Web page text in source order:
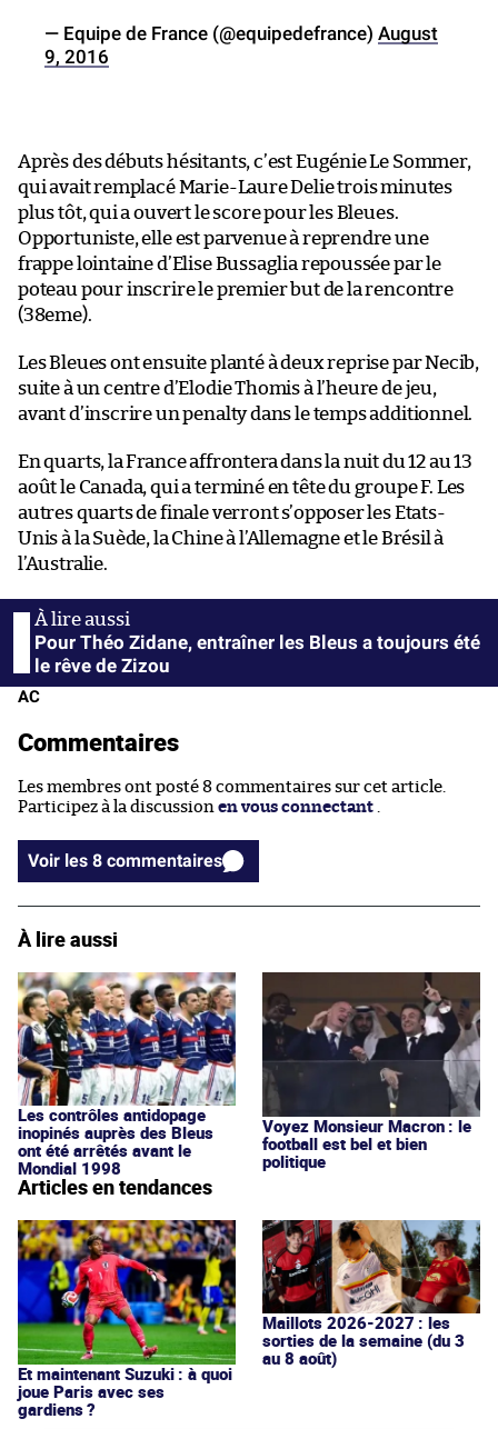
— Equipe de France (@equipedefrance) August
9, 2016
Après des débuts hésitants, c’est Eugénie Le Sommer,
qui avait remplacé Marie-Laure Delie trois minutes
plus tôt, qui a ouvert le score pour les Bleues.
Opportuniste, elle est parvenue à reprendre une
frappe lointaine d’Elise Bussaglia repoussée par le
poteau pour inscrire le premier but de la rencontre
(38eme).
Les Bleues ont ensuite planté à deux reprise par Necib,
suite à un centre d’Elodie Thomis à l’heure de jeu,
avant d’inscrire un penalty dans le temps additionnel.
En quarts, la France affrontera dans la nuit du 12 au 13
août le Canada, qui a terminé en tête du groupe F. Les
autres quarts de finale verront s’opposer les Etats-
Unis à la Suède, la Chine à l’Allemagne et le Brésil à
l’Australie.
Pour Théo Zidane, entraîner les Bleus a toujours été
le rêve de Zizou
AC
Commentaires
Les membres ont posté 8 commentaires sur cet article.
Participez à la discussion en vous connectant
Voir les 8 commentaires
À lire aussi
Les contrôles antidopage
inopinés auprès des Bleus
ont été arrêtés avant le
Mondial 1998
Voyez Monsieur Macron : le
football est bel et bien
politique
Articles en tendances
Et maintenant Suzuki : à quoi
joue Paris avec ses
gardiens ?
Maillots 2026-2027 : les
sorties de la semaine (du 3
au 8 août)